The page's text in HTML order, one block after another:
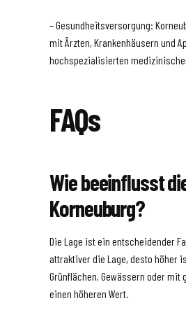
– Gesundheitsversorgung:
mit Ärzten, Krankenhäusern und
hochspezialisierten
FAQs
Wie beeinflusst
Korneuburg?
Die Lage ist ein entscheidender
attraktiver die Lage, desto höher
Grünflächen, Gewässern oder
einen höheren Wert.